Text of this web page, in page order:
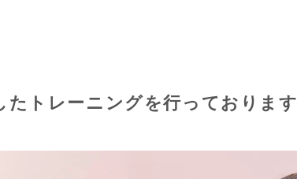
たトレーニングを行っております